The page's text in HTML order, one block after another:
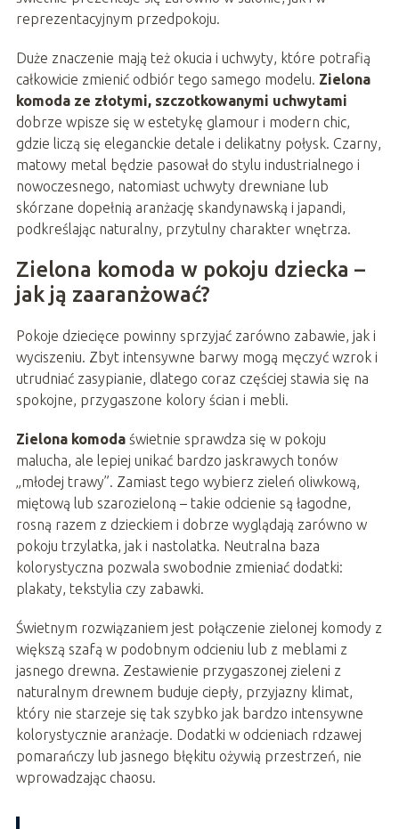
reprezentacyjnym przedpokoju.
Duże znaczenie mają też okucia i uchwyty, które potrafią
całkowicie zmienić odbiór tego samego modelu. Zielona
komoda ze złotymi, szczotkowanymi uchwytami
dobrze wpisze się w estetykę glamour i modern chic,
gdzie liczą się eleganckie detale i delikatny połysk. Czarny,
matowy metal będzie pasował do stylu industrialnego i
nowoczesnego, natomiast uchwyty drewniane lub
skórzane dopełnią aranżację skandynawską i japandi,
podkreślając naturalny, przytulny charakter wnętrza.
Zielona komoda w pokoju dziecka –
jak ją zaaranżować?
Pokoje dziecięce powinny sprzyjać zarówno zabawie, jak i
wyciszeniu. Zbyt intensywne barwy mogą męczyć wzrok i
utrudniać zasypianie, dlatego coraz częściej stawia się na
spokojne, przygaszone kolory ścian i mebli.
Zielona komodaświetnie sprawdza się w pokoju
malucha, ale lepiej unikać bardzo jaskrawych tonów
„młodej trawy”. Zamiast tego wybierz zieleń oliwkową,
miętową lub szarozieloną – takie odcienie są łagodne,
rosną razem z dzieckiem i dobrze wyglądają zarówno w
pokoju trzylatka, jak i nastolatka. Neutralna baza
kolorystyczna pozwala swobodnie zmieniać dodatki:
plakaty, tekstylia czy zabawki.
Świetnym rozwiązaniem jest połączenie zielonej komody z
większą szafą w podobnym odcieniu lub z meblami z
jasnego drewna. Zestawienie przygaszonej zieleni z
naturalnym drewnem buduje ciepły, przyjazny klimat,
który nie starzeje się tak szybko jak bardzo intensywne
kolorystycznie aranżacje. Dodatki w odcieniach rdzawej
pomarańczy lub jasnego błękitu ożywią przestrzeń, nie
wprowadzając chaosu.